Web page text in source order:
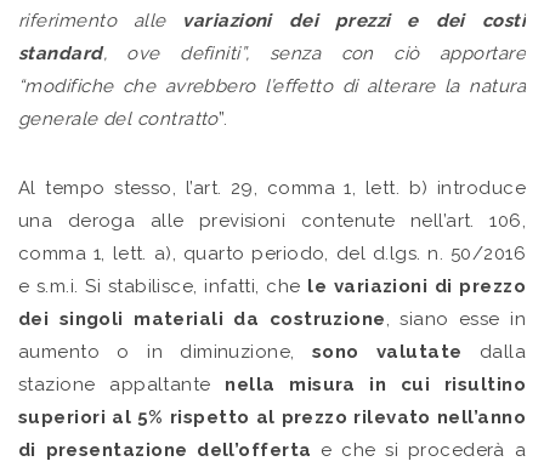
riferimento alle variazioni dei prezzi e dei costi
standard, ove definiti”, senza con ciò apportare
“modifiche che avrebbero l’effetto di alterare la natura
generale del contratto”.
Al tempo stesso, l’art. 29, comma 1, lett. b) introduce
una deroga alle previsioni contenute nell’art. 106,
comma 1, lett. a), quarto periodo, del d.lgs. n. 50/2016
e s.m.i. Si stabilisce, infatti, che le variazioni di prezzo
dei singoli materiali da costruzione, siano esse in
aumento o in diminuzione, sono valutate dalla
stazione appaltante nella misura in cui risultino
superiori al 5% rispetto al prezzo rilevato nell’anno
di presentazione dell’offerta e che si procederà a